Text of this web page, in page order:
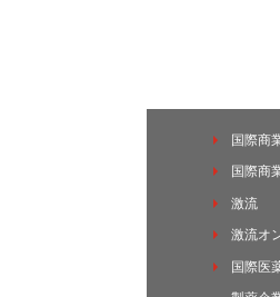
国際商
国際商
激流
激流オ
国際医